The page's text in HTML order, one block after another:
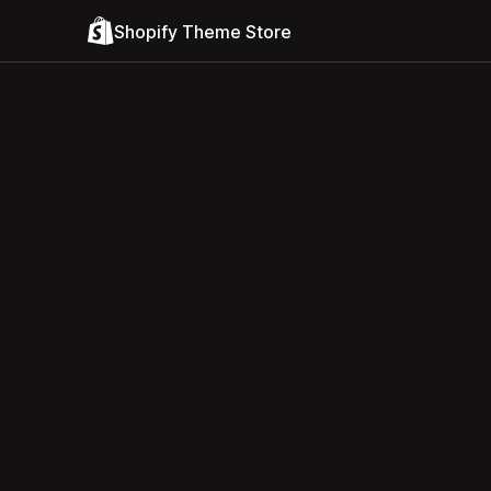
Shopify Theme Store